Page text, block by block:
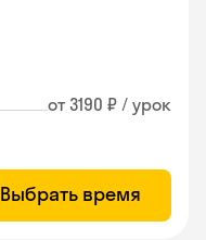
от 3190 ₽ / урок
Выбрать время